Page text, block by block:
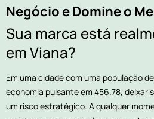
Negócio e Domine o
Sua marca está
em Viana?
Em uma cidade com uma população
economia pulsante em 456.78, deixar
um risco estratégico. A qualquer